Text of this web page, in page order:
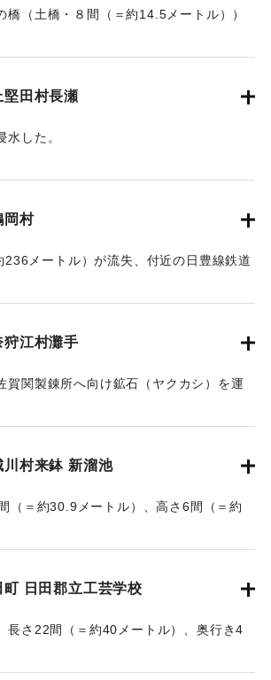
橋（土橋・８間（＝約14.5メートル））
堅田村長瀬
した。
岡村
メートル）が流失、付近の日豊線鉄道
狩江村灘手
賀関製錬所へ向け鉱石（ヤクカシ）を運
が発見し、消防組と協力、現場へ決死者
させ、辛うじて救助した。
正7年7月16日7面（15日夕刊）】
川村来鉢 新溜池
（＝約30.9メートル）、高さ6間（＝約
。
正7年7月16日7面（15日夕刊）】
町 日田郡立工芸学校
長さ22間（＝約40メートル）、奥行き4
しておらず、損害は軽微だった。